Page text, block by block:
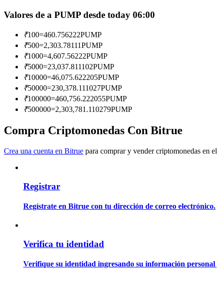
Conviértete en un Trader de Copia
Disfruta del reparto de beneficios y comisiones de copy trading
Información
Análisis de big data que incluye información comercial, etc.
Valores de a PUMP desde today 06:00
₹100=460.756222PUMP
₹500=2,303.78111PUMP
₹1000=4,607.56222PUMP
₹5000=23,037.811102PUMP
₹10000=46,075.622205PUMP
₹50000=230,378.111027PUMP
₹100000=460,756.222055PUMP
₹500000=2,303,781.110279PUMP
Compra Criptomonedas Con Bitrue
Crea una cuenta en Bitrue para comprar y vender criptomonedas en
Registrar
Regístrate en Bitrue con tu dirección de correo electrónico.
Verifica tu identidad
Verifique su identidad ingresando su información